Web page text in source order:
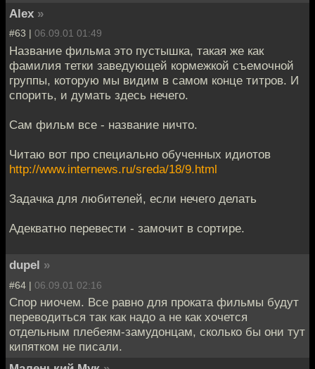
Alex »
#63 | 06.09.01 01:49
Название фильма это пустышка, такая же как
фамилия тетки заведующей кормежкой съемочной
группы, которую мы видим в самом конце титров. И
спорить, и думать здесь нечего.
Сам фильм все - название ничто.
Читаю вот про специально обученных идиотов
http://www.internews.ru/sreda/18/9.html
Задачка для любителей, если нечего делать
Адекватно перевести - замочит в сортире.
dupel »
#64 | 06.09.01 02:16
Спор ниочем. Все равно для проката фильмы будут
переводиться так как надо а не как хочется
отдельным плебеям-замудонцам, сколько бы они тут
кипятком не писали.